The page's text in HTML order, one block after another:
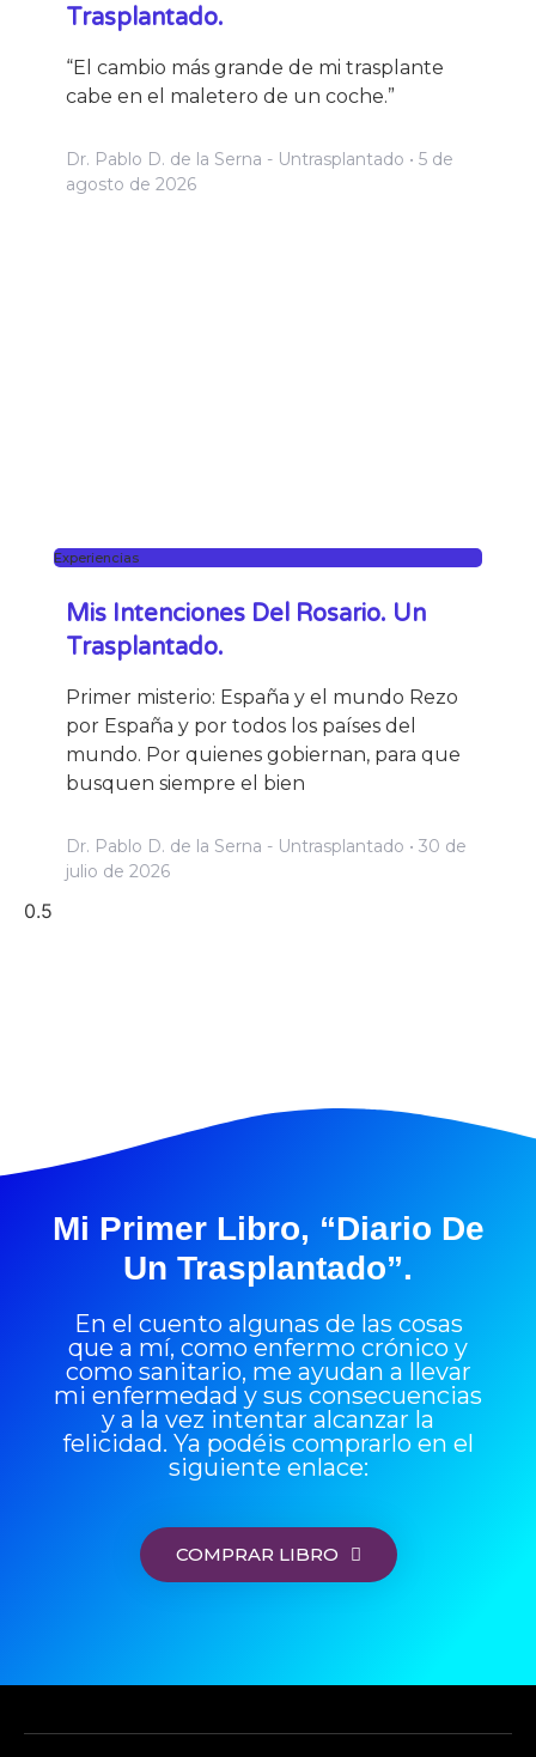
Trasplantado.
“El cambio más grande de mi trasplante
cabe en el maletero de un coche.”
Dr. Pablo D. de la Serna - Untrasplantado
5 de
agosto de 2026
Experiencias
Mis Intenciones Del Rosario. Un
Trasplantado.
Primer misterio: España y el mundo Rezo
por España y por todos los países del
mundo. Por quienes gobiernan, para que
busquen siempre el bien
Dr. Pablo D. de la Serna - Untrasplantado
30 de
julio de 2026
Mi Primer Libro, “Diario De
Un Trasplantado”.
En el cuento algunas de las cosas
que a mí, como enfermo crónico y
como sanitario, me ayudan a llevar
mi enfermedad y sus consecuencias
y a la vez intentar alcanzar la
felicidad. Ya podéis comprarlo en el
siguiente enlace:
COMPRAR LIBRO